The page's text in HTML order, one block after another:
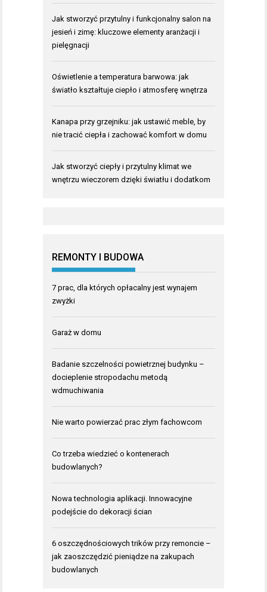
Jak stworzyć przytulny i funkcjonalny salon na
jesień i zimę: kluczowe elementy aranżacji i
pielęgnacji
Oświetlenie a temperatura barwowa: jak
światło kształtuje ciepło i atmosferę wnętrza
Kanapa przy grzejniku: jak ustawić meble, by
nie tracić ciepła i zachować komfort w domu
Jak stworzyć ciepły i przytulny klimat we
wnętrzu wieczorem dzięki światłu i dodatkom
REMONTY I BUDOWA
7 prac, dla których opłacalny jest wynajem
zwyżki
Garaż w domu
Badanie szczelności powietrznej budynku –
docieplenie stropodachu metodą
wdmuchiwania
Nie warto powierzać prac złym fachowcom
Co trzeba wiedzieć o kontenerach
budowlanych?
Nowa technologia aplikacji. Innowacyjne
podejście do dekoracji ścian
6 oszczędnościowych trików przy remoncie –
jak zaoszczędzić pieniądze na zakupach
budowlanych